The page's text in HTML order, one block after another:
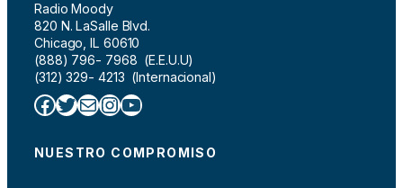
Radio Moody
820 N. LaSalle Blvd.
Chicago, IL 60610
(888) 796- 7968 (E.E.U.U)
(312) 329- 4213 (Internacional)
Facebook Twitter Correo electrónico InstagramYouTube
NUESTRO COMPROMISO